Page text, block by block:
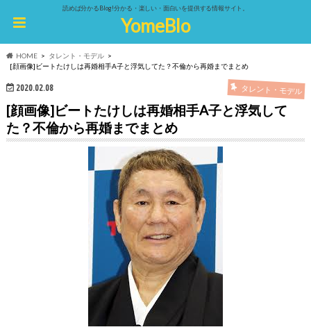
読めば分かるBlog!分かる・楽しい・面白いを提供する情報サイト。
YomeBlo
HOME
タレント・モデル
[顔画像]ビートたけしは再婚相手A子と浮気してた？不倫から再婚までまとめ
2020.02.08 タレント・モデル
[顔画像]ビートたけしは再婚相手A子と浮気して
た？不倫から再婚までまとめ